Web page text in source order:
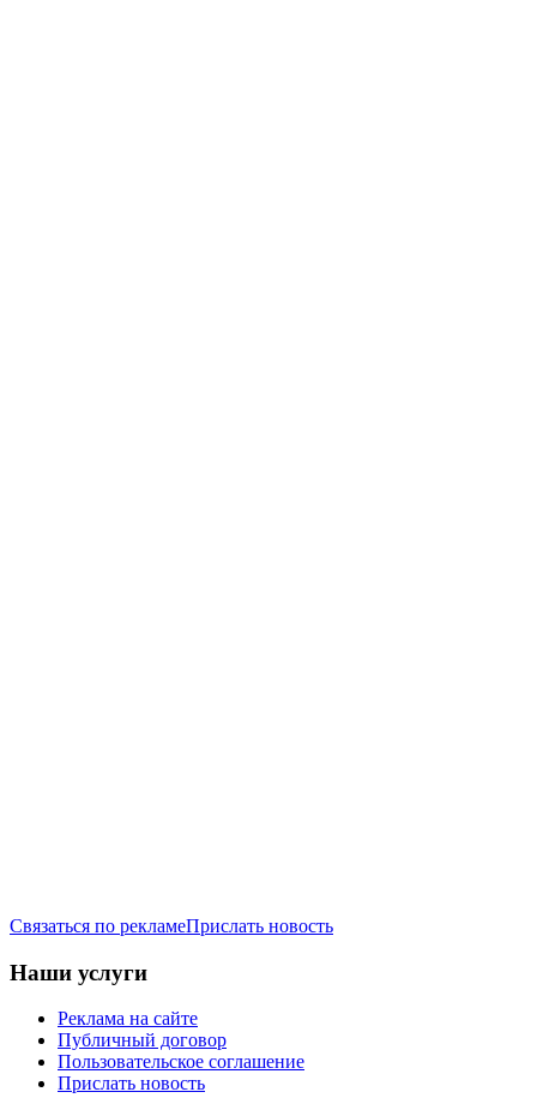
Связаться по рекламеПрислать новость
Наши услуги
Реклама на сайте
Публичный договор
Пользовательское соглашение
Прислать новость